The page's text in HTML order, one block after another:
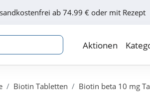
ab 74.99 € oder mit Rezept
Aktionen
Biotin Tabletten Biotin beta 10 mg